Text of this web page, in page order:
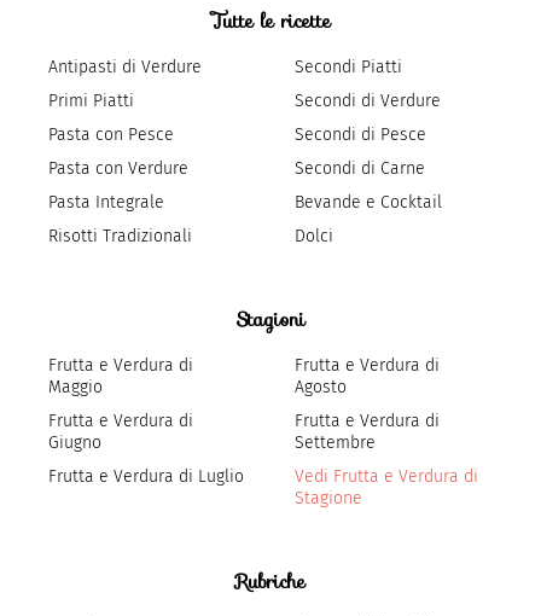
Tutte le ricette
Antipasti di Verdure
Primi Piatti
Pasta con Pesce
Pasta con Verdure
Pasta Integrale
Risotti Tradizionali
Secondi Piatti
Secondi di Verdure
Secondi di Pesce
Secondi di Carne
Bevande e Cocktail
Dolci
Stagioni
Frutta e Verdura di
Maggio
Frutta e Verdura di
Giugno
Frutta e Verdura di Luglio
Frutta e Verdura di
Agosto
Frutta e Verdura di
Settembre
Vedi Frutta e Verdura di
Stagione
Rubriche